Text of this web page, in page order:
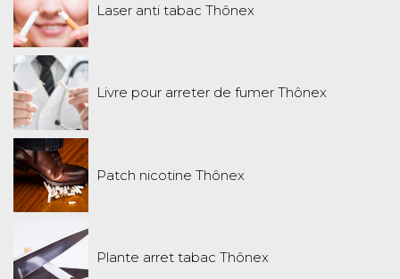
Laser anti tabac Thônex
Livre pour arreter de fumer Thônex
Patch nicotine Thônex
Plante arret tabac Thônex